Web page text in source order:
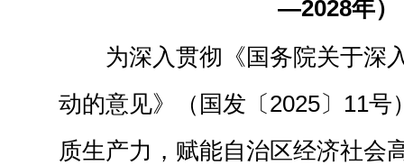
—2028年）
为深入贯彻《国务院关于深
动的意见》（国发〔2025〕11号
质生产力，赋能自治区经济社会